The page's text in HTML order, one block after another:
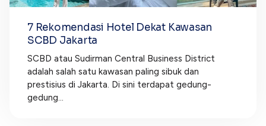
7 Rekomendasi Hotel Dekat Kawasan
SCBD Jakarta
SCBD atau Sudirman Central Business District
adalah salah satu kawasan paling sibuk dan
prestisius di Jakarta. Di sini terdapat gedung-
gedung...